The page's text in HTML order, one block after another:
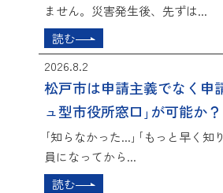
ません。災害発生後、先ずは...
読む
2026.8.2
松戸市は申請主義でなく申
ュ型市役所窓口｣が可能か？
｢知らなかった...｣｢もっと早く知
員になってから...
読む